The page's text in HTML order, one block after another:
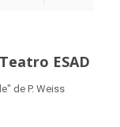
ESAD
de P. Weiss